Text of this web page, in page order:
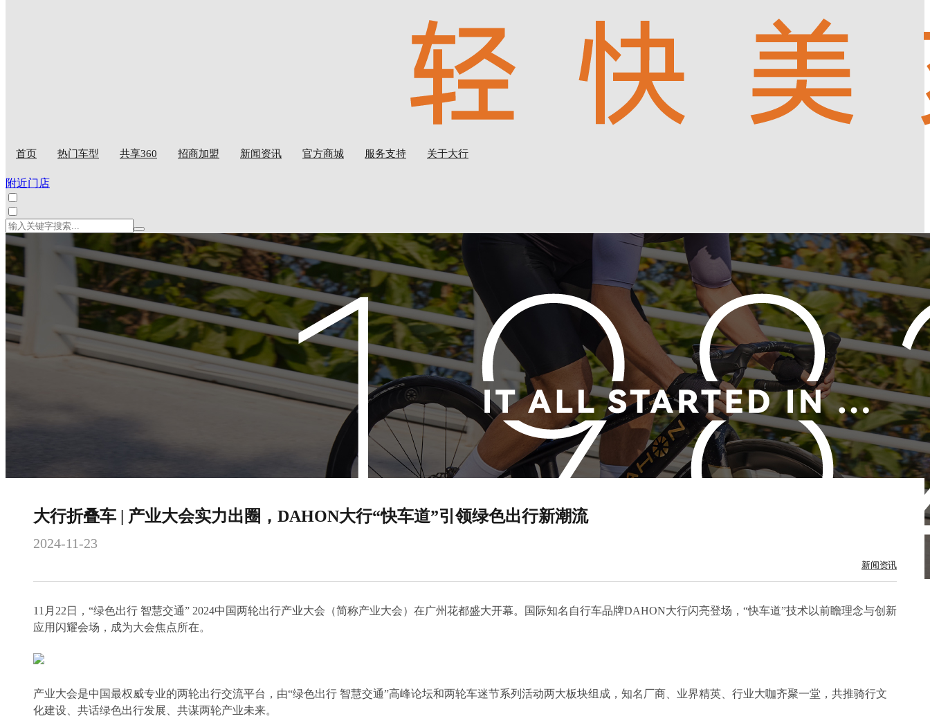
首页 热门车型 共享360 招商加盟 新闻资讯 官方商城 服务支持 关于大行
附近门店
大行折叠车 | 产业大会实力出圈，DAHON大行“快车道”引领绿色出行新潮流
2024-11-23
新闻资讯
11月22日，“绿色出行 智慧交通” 2024中国两轮出行产业大会（简称产业大会）在广州花都盛大开幕。国际知名自行车品牌DAHON大行闪亮登场，“快车道”技术以前瞻理念与创新
应用闪耀会场，成为大会焦点所在。
产业大会是中国最权威专业的两轮出行交流平台，由“绿色出行 智慧交通”高峰论坛和两轮车迷节系列活动两大板块组成，知名厂商、业界精英、行业大咖齐聚一堂，共推骑行文
化建设、共话绿色出行发展、共谋两轮产业未来。